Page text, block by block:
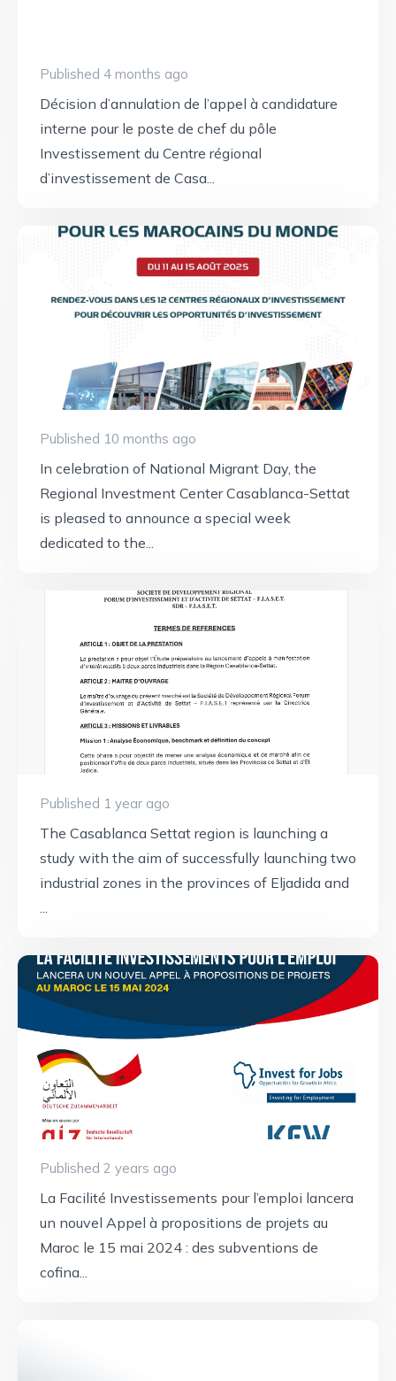
Published 4 months ago
Décision d’annulation de l’appel à candidature
interne pour le poste de chef du pôle
Investissement du Centre régional
d’investissement de Casa...
Published 10 months ago
In celebration of National Migrant Day, the
Regional Investment Center Casablanca-Settat
is pleased to announce a special week
dedicated to the...
Published 1 year ago
The Casablanca Settat region is launching a
study with the aim of successfully launching two
industrial zones in the provinces of Eljadida and
...
Published 2 years ago
La Facilité Investissements pour l’emploi lancera
un nouvel Appel à propositions de projets au
Maroc le 15 mai 2024 : des subventions de
cofina...